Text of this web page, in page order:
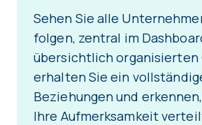
Sehen Sie alle
folgen, zentral im
übersichtlich organisierten
erhalten Sie ein
Beziehungen und
Ihre Aufmerksamkeit